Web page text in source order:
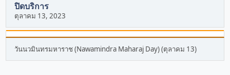
ปิดบริการ
ตุลาคม 13, 2023
วันนวมินทรมหาราช (Nawamindra Maharaj Day) (ตุลาคม 13)